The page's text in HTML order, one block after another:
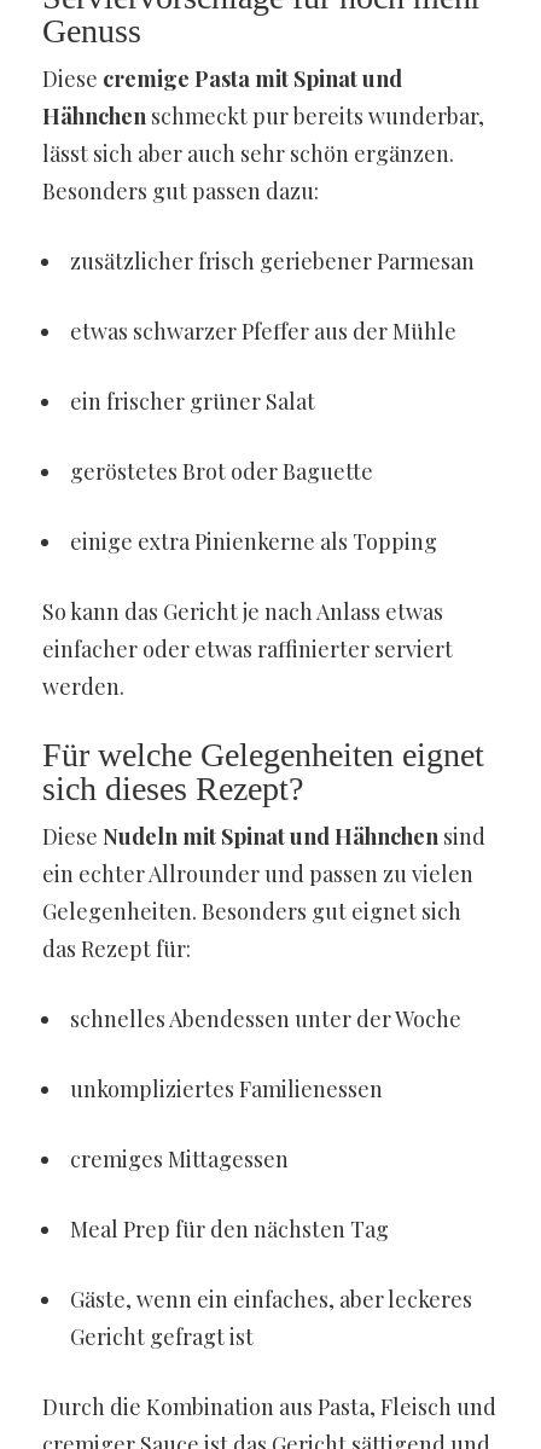
Genuss
Diese cremige Pasta mit Spinat und
Hähnchen schmeckt pur bereits wunderbar,
lässt sich aber auch sehr schön ergänzen.
Besonders gut passen dazu:
zusätzlicher frisch geriebener Parmesan
etwas schwarzer Pfeffer aus der Mühle
ein frischer grüner Salat
geröstetes Brot oder Baguette
einige extra Pinienkerne als Topping
So kann das Gericht je nach Anlass etwas
einfacher oder etwas raffinierter serviert
werden.
Für welche Gelegenheiten eignet
sich dieses Rezept?
Diese Nudeln mit Spinat und Hähnchen sind
ein echter Allrounder und passen zu vielen
Gelegenheiten. Besonders gut eignet sich
das Rezept für:
schnelles Abendessen unter der Woche
unkompliziertes Familienessen
cremiges Mittagessen
Meal Prep für den nächsten Tag
Gäste, wenn ein einfaches, aber leckeres
Gericht gefragt ist
Durch die Kombination aus Pasta, Fleisch und